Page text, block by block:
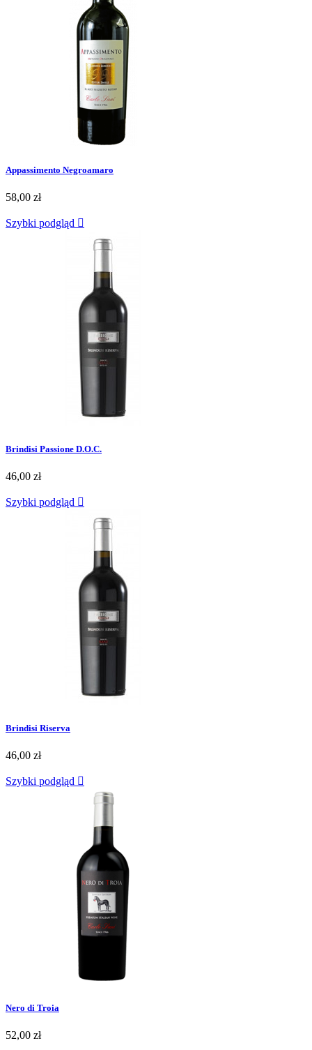
Appassimento Negroamaro
58,00 zł
Szybki podgląd 
Brindisi Passione D.O.C.
46,00 zł
Szybki podgląd 
Brindisi Riserva
46,00 zł
Szybki podgląd 
Nero di Troia
52,00 zł